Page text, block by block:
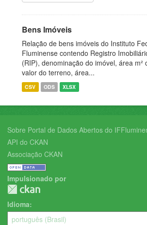
Bens Imóveis
Relação de bens imóveis do Instituto
Fluminense contendo Registro
(RIP), denominação do imóvel, área m²
valor do terreno, área...
CSV ODS XLSX
Sobre Portal de Dados Abertos do
API do CKAN
Associação CKAN
Impulsionado por
Idioma